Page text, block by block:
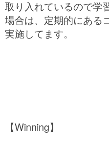
取り入れているので学
場合は、定期的にある
実施してます。
【Winning】